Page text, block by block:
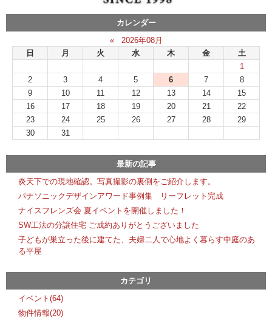
カレンダー
«
2026年08月
日
月 火 水 木 金
土
1
2
3 4 5 6 7
8
9
10 11 12 13 14
15
16
17 18 19 20 21
22
23
24 25 26 27 28
29
30
31
最新の記事
炎天下での現地確認。写真撮影の裏側をご紹介します。
パナソニックデザインアワード事例集 リーフレット完成
ナイスフレンズ会 夏イベントを開催しました！
SW工法の分譲住宅 ご成約ありがとうございました
子どもが巣立った後に建てた、夫婦二人で心地よく暮らす中庭のあ
る平屋
カテゴリ
イベント(64)
物件情報(20)